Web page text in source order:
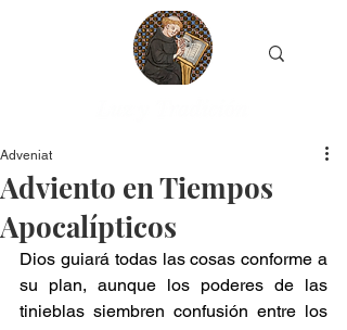
Adviento en Tiempos
Apocalípticos
Adveniat
Dios guiará todas las cosas conforme a
su plan, aunque los poderes de las
tinieblas siembren confusión entre los